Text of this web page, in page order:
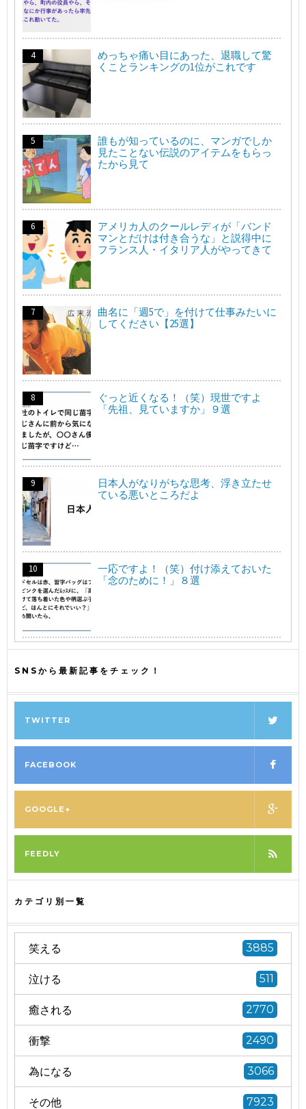
めっちゃ痛い目にあった、退職して驚
くことランキングの1位がこれです
誰もが知っているのに、マンガでしか
見たことない伝説のアイテムをもらっ
たから見て
アメリカ人のクールレディが「バンド
マンとだけは付き合うな」と説得中に
フランス人・イタリア人がやってきて
曲名に「週5で」を付けて仕事みたいに
してください【25選】
ぐっと近くなる！（笑）現世ですよ
「先祖、見ていますか」９選
日本人がなりがちな思考、浮き立たせ
ている悪いところだよ
一応ですよ！（笑）付け添えておいた
「念のために！」８選
SNSから最新記事をチェック！
TWITTER
FACEBOOK
GOOGLE+
FEEDLY
カテゴリ別一覧
笑える 3885
泣ける 511
癒される 2770
衝撃 2490
為になる 3066
その他 7923